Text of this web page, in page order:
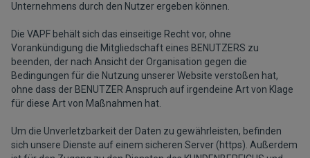
Unternehmens durch den Nutzer ergeben können.
Die VAPF behält sich das einseitige Recht vor, ohne
Vorankündigung die Mitgliedschaft eines BENUTZERS zu
beenden, der nach Ansicht der Organisation gegen die
Bedingungen für die Nutzung unserer Website verstoßen hat,
ohne dass der BENUTZER Anspruch auf irgendeine Art von Klage
für diese Art von Maßnahmen hat.
Um die Unverletzbarkeit der Daten zu gewährleisten, befinden
sich unsere Dienste auf einem sicheren Server (https). Außerdem